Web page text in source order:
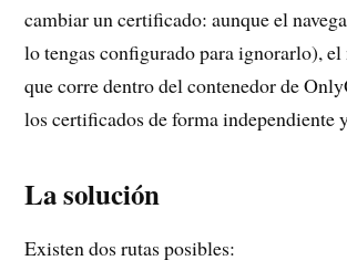
cambiar un certificado: aunque el
lo tengas configurado para ignorarlo),
que corre dentro del contenedor de
los certificados de forma independiente
La solución
Existen dos rutas posibles: